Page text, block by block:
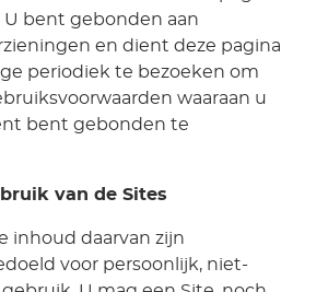
U bent gebonden aan
en dient deze pagina
periodiek te bezoeken om
waaraan u
bent gebonden te
van de Sites
inhoud daarvan zijn
voor persoonlijk, niet-